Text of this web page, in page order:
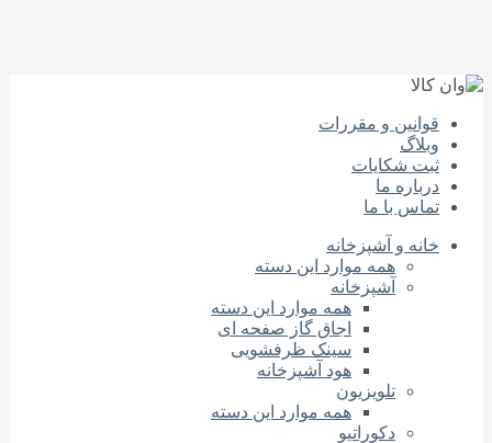
قوانین و مقررات
وبلاگ
ثبت شکایات
درباره‌ ما
تماس با ما
خانه و آشپزخانه
همه موارد این دسته
آشپزخانه
همه موارد این دسته
اجاق گاز صفحه‌ ای
سینک ظرفشویی
هود آشپزخانه
تلویزیون
همه موارد این دسته
دکوراتیو